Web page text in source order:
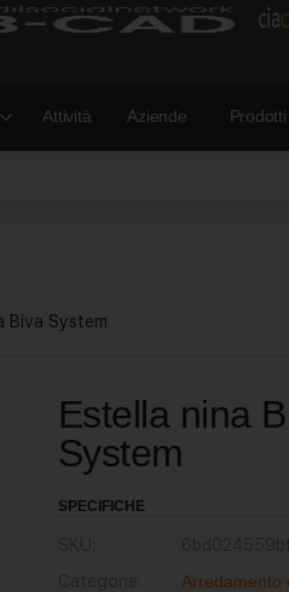
Attività Aziende Prodotti
Biva System
Estella nina
System
SPECIFICHE
Arredamento